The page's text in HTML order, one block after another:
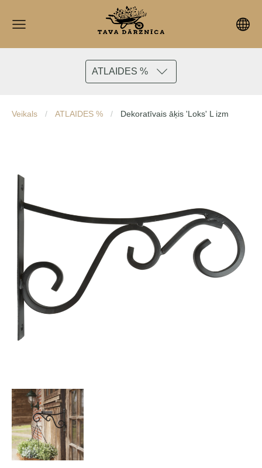
ATLAIDES %
Veikals ATLAIDES % Dekoratīvais āķis 'Loks' L izm